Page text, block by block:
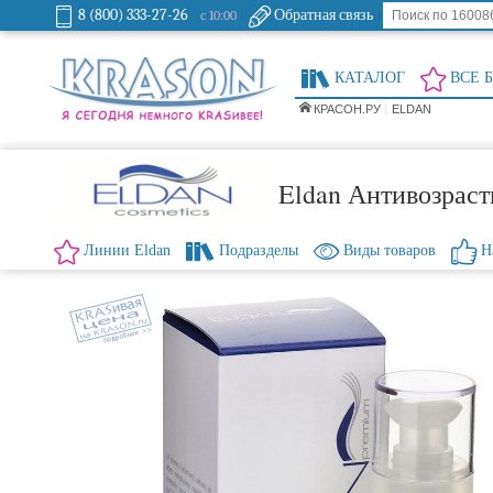
8 (800) 333-27-26 с 10:00 Обратная связь
КАТАЛОГ ВСЕ
КРАСОН.РУ ELDAN
Eldan
Линии Eldan Подразделы Виды товаров